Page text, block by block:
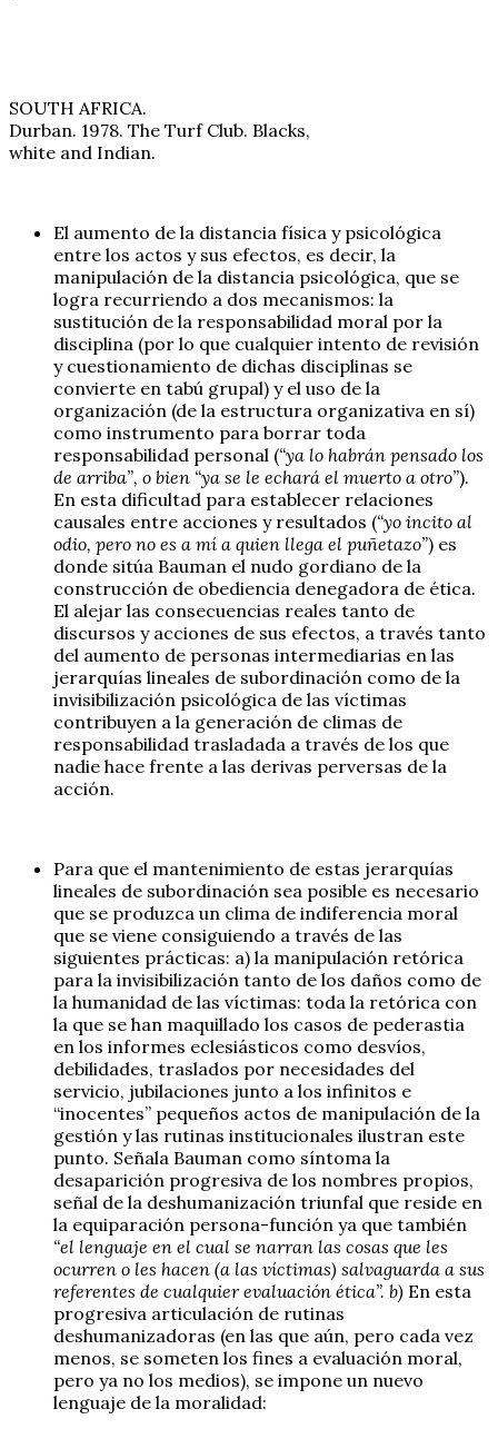
SOUTH AFRICA.
Durban. 1978. The Turf Club. Blacks,
white and Indian.
El aumento de la distancia física y psicológica
entre los actos y sus efectos, es decir, la
manipulación de la distancia psicológica, que se
logra recurriendo a dos mecanismos: la
sustitución de la responsabilidad moral por la
disciplina (por lo que cualquier intento de revisión
y cuestionamiento de dichas disciplinas se
convierte en tabú grupal) y el uso de la
organización (de la estructura organizativa en sí)
como instrumento para borrar toda
responsabilidad personal (“ya lo habrán pensado los
de arriba”, o bien “ya se le echará el muerto a otro”).
En esta dificultad para establecer relaciones
causales entre acciones y resultados (“yo incito al
odio, pero no es a mí a quien llega el puñetazo”) es
donde sitúa Bauman el nudo gordiano de la
construcción de obediencia denegadora de ética.
El alejar las consecuencias reales tanto de
discursos y acciones de sus efectos, a través tanto
del aumento de personas intermediarias en las
jerarquías lineales de subordinación como de la
invisibilización psicológica de las víctimas
contribuyen a la generación de climas de
responsabilidad trasladada a través de los que
nadie hace frente a las derivas perversas de la
acción.
Para que el mantenimiento de estas jerarquías
lineales de subordinación sea posible es necesario
que se produzca un clima de indiferencia moral
que se viene consiguiendo a través de las
siguientes prácticas: a) la manipulación retórica
para la invisibilización tanto de los daños como de
la humanidad de las víctimas: toda la retórica con
la que se han maquillado los casos de pederastia
en los informes eclesiásticos como desvíos,
debilidades, traslados por necesidades del
servicio, jubilaciones junto a los infinitos e
“inocentes” pequeños actos de manipulación de la
gestión y las rutinas institucionales ilustran este
punto. Señala Bauman como síntoma la
desaparición progresiva de los nombres propios,
señal de la deshumanización triunfal que reside en
la equiparación persona-función ya que también
“el lenguaje en el cual se narran las cosas que les
ocurren o les hacen (a las víctimas) salvaguarda a sus
referentes de cualquier evaluación ética”. b) En esta
progresiva articulación de rutinas
deshumanizadoras (en las que aún, pero cada vez
menos, se someten los fines a evaluación moral,
pero ya no los medios), se impone un nuevo
lenguaje de la moralidad: